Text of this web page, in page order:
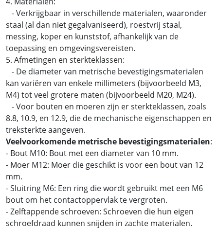
- Verkrijgbaar in verschillende materialen, waaronder
staal (al dan niet gegalvaniseerd), roestvrij staal,
messing, koper en kunststof, afhankelijk van de
toepassing en omgevingsvereisten.
5. Afmetingen en sterkteklassen:
- De diameter van metrische bevestigingsmaterialen
kan variëren van enkele millimeters (bijvoorbeeld M3,
M4) tot veel grotere maten (bijvoorbeeld M20, M24).
- Voor bouten en moeren zijn er sterkteklassen, zoals
8.8, 10.9, en 12.9, die de mechanische eigenschappen en
treksterkte aangeven.
Veelvoorkomende metrische bevestigingsmaterialen:
- Bout M10: Bout met een diameter van 10 mm.
- Moer M12: Moer die geschikt is voor een bout van 12
mm.
- Sluitring M6: Een ring die wordt gebruikt met een M6
bout om het contactoppervlak te vergroten.
- Zelftappende schroeven: Schroeven die hun eigen
schroefdraad kunnen snijden in zachte materialen.